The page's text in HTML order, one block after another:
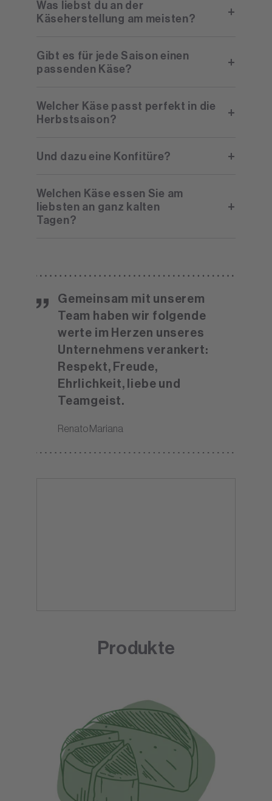
Was liebst du an der
Käseherstellung am meisten?
Gibt es für jede Saison einen
passenden Käse?
Welcher Käse passt perfekt in die
Herbstsaison?
Und dazu eine Konfitüre?
Welchen Käse essen Sie am
liebsten an ganz kalten
Tagen?
Gemeinsam mit unserem
Team haben wir folgende
werte im Herzen unseres
Unternehmens verankert:
Respekt, Freude,
Ehrlichkeit, liebe und
Teamgeist.
Renato Mariana
Produkte